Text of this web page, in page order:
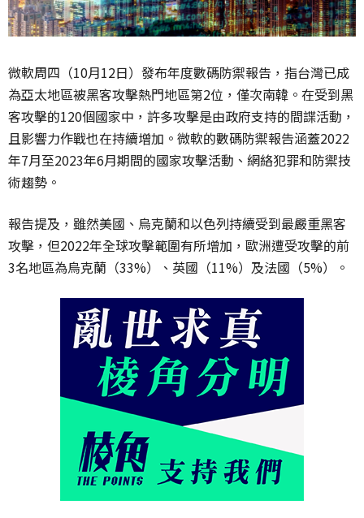
微軟周四（10月12日）發布年度數碼防禦報告，指台灣已成
為亞太地區被黑客攻擊熱門地區第2位，僅次南韓。在受到黑
客攻擊的120個國家中，許多攻擊是由政府支持的間諜活動，
且影響力作戰也在持續增加。微軟的數碼防禦報告涵蓋2022
年7月至2023年6月期間的國家攻擊活動、網絡犯罪和防禦技
術趨勢。
報告提及，雖然美國、烏克蘭和以色列持續受到最嚴重黑客
攻擊，但2022年全球攻擊範圍有所增加，歐洲遭受攻擊的前
3名地區為烏克蘭（33%）、英國（11%）及法國（5%）。